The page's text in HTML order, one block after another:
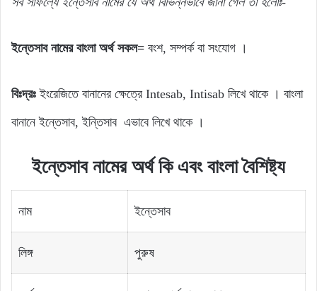
ইন্তেসাব নামের বাংলা অর্থ সকল= বংশ, সম্পর্ক বা সংযোগ ।
বিঃদ্রঃ ইংরেজিতে বানানের ক্ষেত্রে Intesab, Intisab লিখে থাকে । বাংলা
বানানে ইন্তেসাব, ইন্তিসাব এভাবে লিখে থাকে ।
ইন্তেসাব নামের অর্থ কি এবং বাংলা বৈশিষ্ট্য
নাম ইন্তেসাব
লিঙ্গ পুরুষ